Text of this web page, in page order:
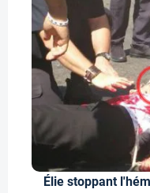
Élie stoppant